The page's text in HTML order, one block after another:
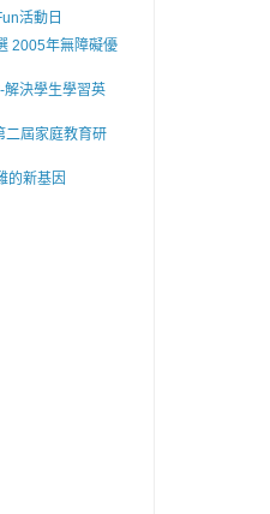
活動日
2005年無障礙優
解決學生學習英
二屆家庭教育研
的新基因